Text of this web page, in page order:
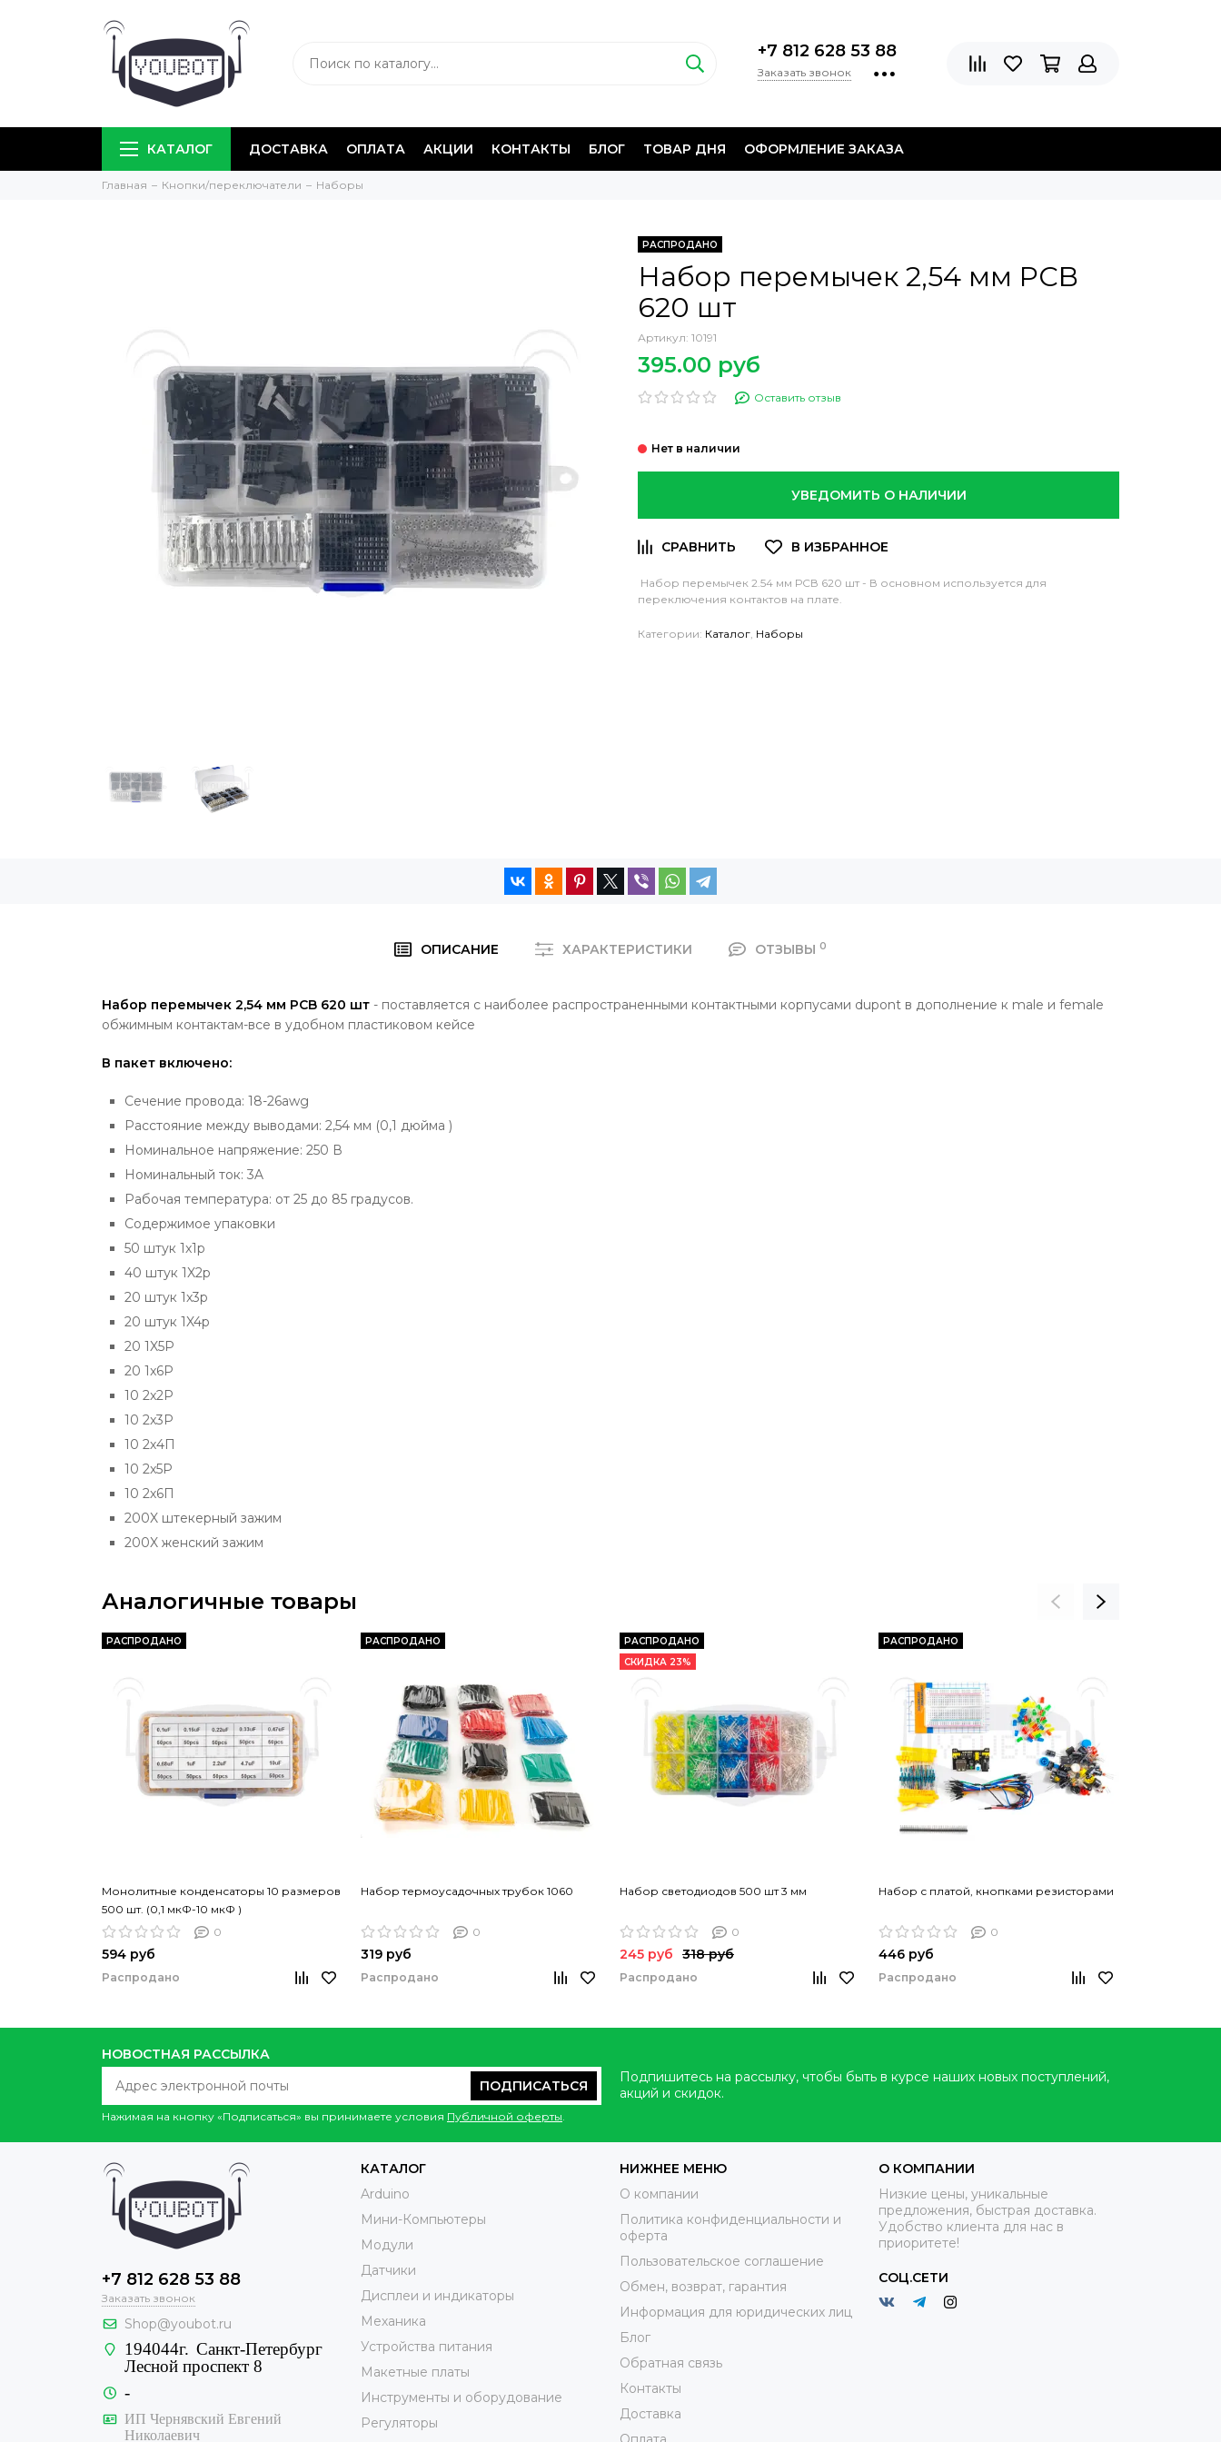
+7 812 628 53 88
Заказать звонок
КАТАЛОГ ДОСТАВКА ОПЛАТА АКЦИИ КОНТАКТЫ БЛОГ ТОВАР ДНЯ ОФОРМЛЕНИЕ ЗАКАЗА
Главная Кнопки/переключатели Наборы
РАСПРОДАНО
Набор перемычек 2,54 мм PCB
620 шт
Артикул: 10191
395.00 руб
Оставить отзыв
УВЕДОМИТЬ О НАЛИЧИИ
Набор перемычек 2.54 мм РСВ 620 шт - В основном используется для
переключения контактов на плате.
Категории: Каталог Наборы
ОПИСАНИЕ ХАРАКТЕРИСТИКИ ОТЗЫВЫ 0
Набор перемычек 2,54 мм PCB 620 шт - поставляется с наиболее распространенными контактными корпусами dupont в дополнение к male и female
обжимным контактам-все в удобном пластиковом кейсе
В пакет включено:
Сечение провода: 18-26awg
Расстояние между выводами: 2,54 мм (0,1 дюйма )
Номинальное напряжение: 250 В
Номинальный ток: 3A
Рабочая температура: от 25 до 85 градусов.
Содержимое упаковки
50 штук 1x1p
40 штук 1X2p
20 штук 1x3p
20 штук 1X4p
20 1X5P
20 1x6P
10 2x2P
10 2x3P
10 2х4П
10 2x5P
10 2х6П
200X штекерный зажим
200X женский зажим
Аналогичные товары
РАСПРОДАНО
Монолитные конденсаторы 10 размеров
500 шт. (0,1 мкФ-10 мкФ )
0
594 руб
Распродано
РАСПРОДАНО
Набор термоусадочных трубок 1060
0
319 руб
Распродано
РАСПРОДАНО
СКИДКА 23%
Набор светодиодов 500 шт 3 мм
0
245 руб 318 руб
Распродано
РАСПРОДАНО
Набор с платой, кнопками резисторами
0
446 руб
Распродано
НОВОСТНАЯ РАССЫЛКА
ПОДПИСАТЬСЯ
Нажимая на кнопку «Подписаться» вы принимаете условия Публичной оферты.
Подпишитесь на рассылку, чтобы быть в курсе наших новых поступлений,
акций и скидок.
+7 812 628 53 88
Заказать звонок
Shop@youbot.ru
194044г. Санкт-Петербург
Лесной проспект 8
-
ИП Чернявский Евгений
Николаевич
КАТАЛОГ
Arduino
Мини-Компьютеры
Модули
Датчики
Дисплеи и индикаторы
Механика
Устройства питания
Макетные платы
Инструменты и оборудование
Регуляторы
НИЖНЕЕ МЕНЮ
О компании
Политика конфиденциальности и
оферта
Пользовательское соглашение
Обмен, возврат, гарантия
Информация для юридических лиц
Блог
Обратная связь
Контакты
Доставка
О КОМПАНИИ
Низкие цены, уникальные
предложения, быстрая доставка.
Удобство клиента для нас в
приоритете!
СОЦ.СЕТИ